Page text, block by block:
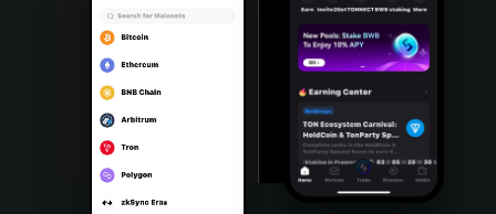
Português (Portugal)
Bahasa Indonesia